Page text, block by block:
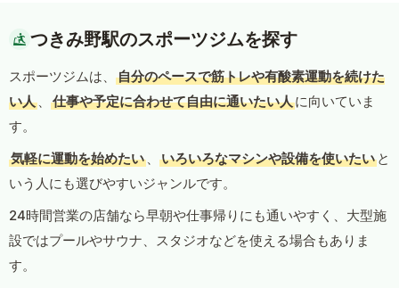
つきみ野駅のスポーツジムを探す
スポーツジムは、
自分のペースで筋トレや有酸素運動を続けた
い人 、 仕事や予定に合わせて自由に通いたい人に向いていま
す。
気軽に運動を始めたい 、 いろいろなマシンや設備を使いたい と
いう人にも選びやすいジャンルです。
24時間営業の店舗なら早朝や仕事帰りにも通いやすく、大型施
設ではプールやサウナ、スタジオなどを使える場合もありま
す。